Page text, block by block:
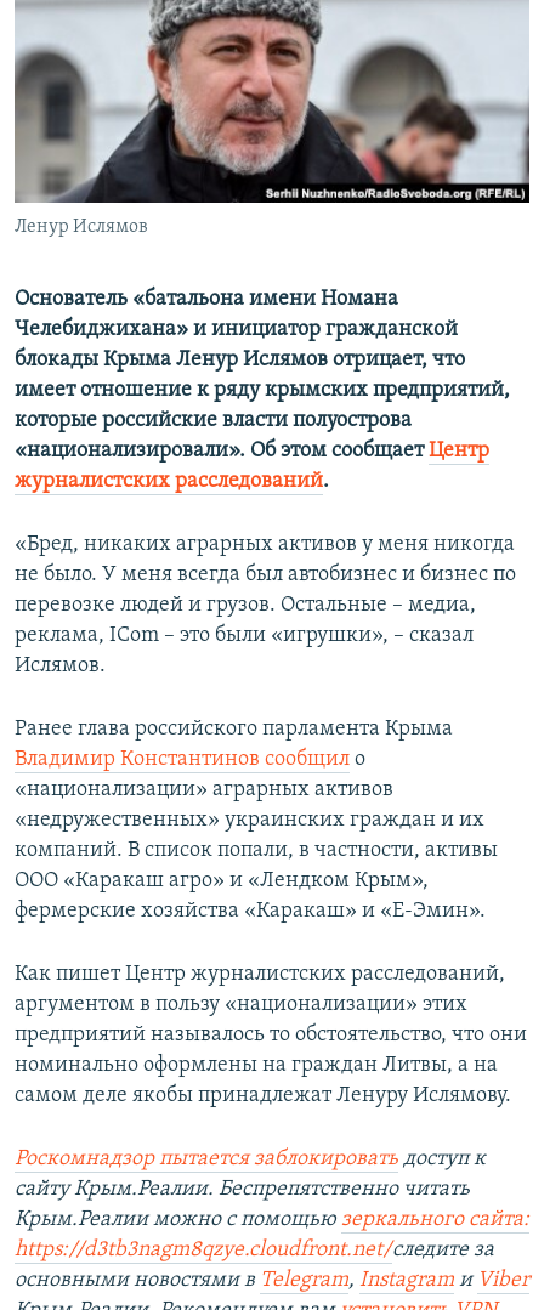
ПОБЕДИТЕЛЕЙ НЕ СУДЯТ?
КРЫМ.НЕПОКОРЕННЫЙ
УКРАИНСКАЯ ПРОБЛЕМА КРЫМА
ПРИСОЕДИНЯЙТЕСЬ!
Все сайты RFE/RL
Ленур Ислямов
Основатель «батальона имени Номана
Челебиджихана» и инициатор гражданской
блокады Крыма Ленур Ислямов отрицает, что
имеет отношение к ряду крымских предприятий,
которые российские власти полуострова
«национализировали». Об этом сообщаетЦентр
журналистских расследований.
«Бред, никаких аграрных активов у меня никогда
не было. У меня всегда был автобизнес и бизнес по
перевозке людей и грузов. Остальные – медиа,
реклама, IСom – это были «игрушки», – сказал
Ислямов.
Ранее глава российского парламента Крыма
Владимир Константинов сообщил о
«национализации» аграрных активов
«недружественных» украинских граждан и их
компаний. В список попали, в частности, активы
ООО «Каракаш агро» и «Лендком Крым»,
фермерские хозяйства «Каракаш» и «Е-Эмин».
Как пишет Центр журналистских расследований,
аргументом в пользу «национализации» этих
предприятий называлось то обстоятельство, что они
номинально оформлены на граждан Литвы, а на
самом деле якобы принадлежат Ленуру Ислямову.
Роскомнадзор пытается заблокировать доступ к
сайту Крым.Реалии. Беспрепятственно читать
Крым.Реалии можно с помощью зеркального сайта:
https://d3tb3nagm8qzye.cloudfront.net/следите за
основными новостями в Telegram, Instagram и Viber